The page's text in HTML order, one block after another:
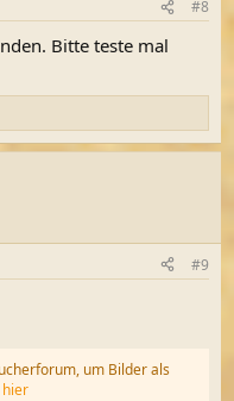
#8
Bitte teste mal
#9
um Bilder als
hier